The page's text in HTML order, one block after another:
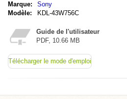
Marque:
Sony
Modèle:
KDL-43W756C
Guide de l'utilisateur
PDF, 10.66 MB
Télécharger le mode d'emploi